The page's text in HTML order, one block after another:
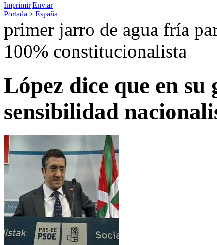
Imprimir Enviar
Portada > España
primer jarro de agua fría
100% constitucionalista
López dice que en
sensibilidad